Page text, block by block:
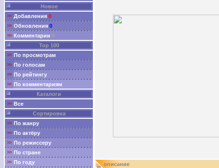
Новое
Добавления 0
Обновления 0
Комментарии 0
Top 100
По просмотрам
По голосам
По рейтингу
По комментариям
Каталоги
Все
Сортировка
По жанру
По актёру
По режиссеру
По стране
По году
описание